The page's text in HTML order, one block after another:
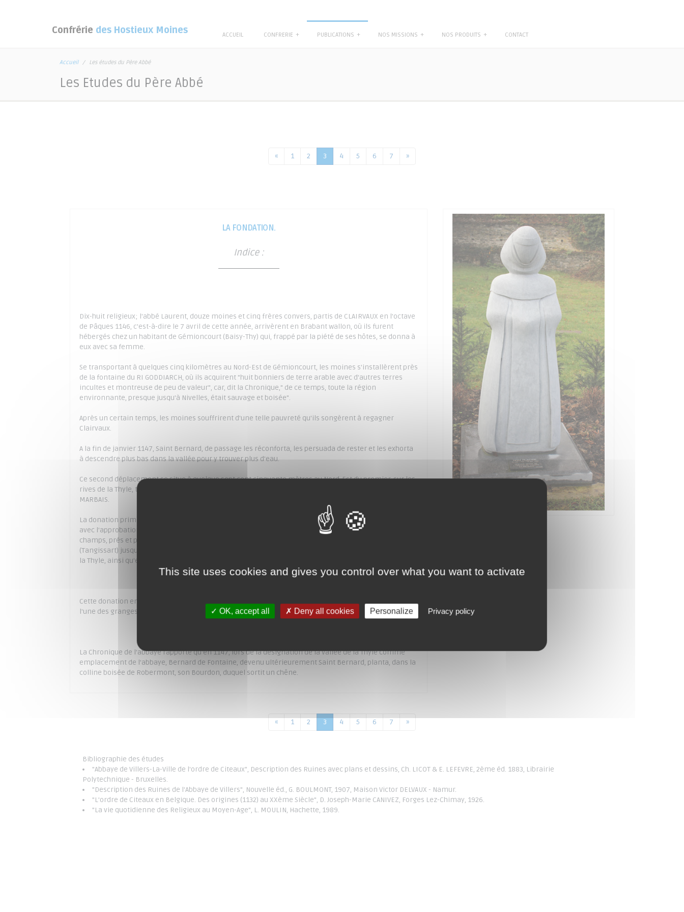
Confrérie des Hostieux Moines ACCUEIL CONFRERIE + PUBLICATIONS + NOS MISSIONS + NOS PRODUITS + CONTACT
Accueil Les études du Père Abbé
Les Etudes du Père Abbé
« 1 2 3 4 5 6 7 »
LA FONDATION.
Indice :
Dix-huit religieux; l'abbé Laurent, douze moines et cinq frères convers, partis de CLAIRVAUX en l'octave
de Pâques 1146, c'est-à-dire le 7 avril de cette année, arrivèrent en Brabant wallon, où ils furent
hébergés chez un habitant de Gémioncourt (Baisy-Thy) qui, frappé par la piété de ses hôtes, se donna à
eux avec sa femme.
Se transportant à quelques cinq kilomètres au Nord-Est de Gémioncourt, les moines s'installèrent près
de la fontaine du RI GODDIARCH, où ils acquirent "huit bonniers de terre arable avec d'autres terres
incultes et montreuse de peu de valeur", car, dit la Chronique," de ce temps, toute la région
environnante, presque jusqu'à Nivelles, était sauvage et boisée".
Après un certain temps, les moines souffrirent d'une telle pauvreté qu'ils songèrent à regagner
Clairvaux.
A la fin de janvier 1147, Saint Bernard, de passage les réconforta, les persuada de rester et les exhorta
à descendre plus bas dans la vallée pour y trouver plus d'eau.
Ce second déplacement se situe à quelque sept cent cinquante mètres au Nord-Est du premier, sur les
rives de la Thyle, toujours sur la même donation, émanant de membres de la famille des seigneurs de
MARBAIS.
La donation primitive comprend "une partie de l'alleu de Villers que le seigneur Gauthier de Marbais,
avec l'approbation de sa femme, confirmant une donation de sa mère Judith... a donnée en eaux, bois,
champs, prés et pâturages dans les limites suivantes, à l'intérieur de sa seigneurie : depuis Terbersart
(Tangissart) jusqu'au domaine de Villers et depuis ce sart (S-D-A) jusqu'à Chevelipont, sur chaque rive de
la Thyle, ainsi qu'elle est divisée par le chemin de Mellery".
Cette donation englobe les deux sièges successifs de l'abbaye ; le premier, sur la colline, deviendra
l'une des granges de l'abbaye, celle de la Boverie.
La Chronique de l'abbaye rapporte qu'en 1147, lors de la désignation de la vallée de la Thyle comme
emplacement de l'abbaye, Bernard de Fontaine, devenu ultérieurement Saint Bernard, planta, dans la
colline boisée de Robermont, son Bourdon, duquel sortit un chêne.
« 1 2 3 4 5 6 7 »
Bibliographie des études
"Abbaye de Villers-La-Ville de l'ordre de Citeaux", Description des Ruines avec plans et dessins, Ch. LICOT & E. LEFEVRE, 2ème éd. 1883, Librairie
Polytechnique - Bruxelles.
"Description des Ruines de l'Abbaye de Villers", Nouvelle éd., G. BOULMONT, 1907, Maison Victor DELVAUX - Namur.
"L'ordre de Citeaux en Belgique. Des origines (1132) au XXème Siècle", D. Joseph-Marie CANIVEZ, Forges Lez-Chimay, 1926.
"La vie quotidienne des Religieux au Moyen-Age", L. MOULIN, Hachette, 1989.
This site uses cookies and gives you control over what you want to activate
OK, accept all Deny all cookies Personalize Privacy policy